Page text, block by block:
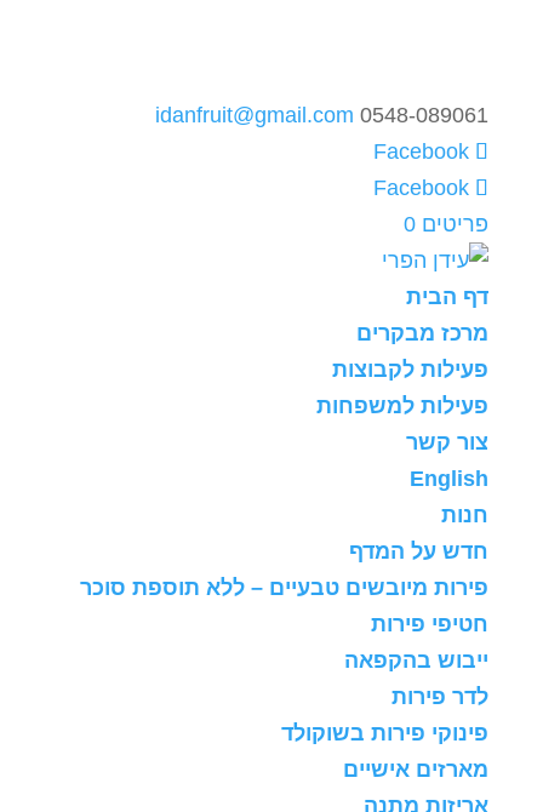
0548-089061
idanfruit@gmail.com
פריטים 0
דף הבית
מרכז מבקרים
פעילות לקבוצות
פעילות למשפחות
צור קשר
English
חנות
חדש על המדף
פירות מיובשים טבעיים – ללא תוספת סוכר
חטיפי פירות
ייבוש בהקפאה
לדר פירות
פינוקי פירות בשוקולד
מארזים אישיים
אריזות מתנה